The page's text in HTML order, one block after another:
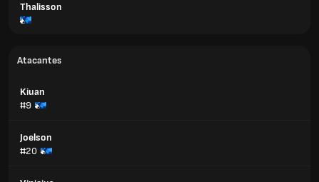
Thalisson
Atacantes
Kiuan
#9
Joelson
#20